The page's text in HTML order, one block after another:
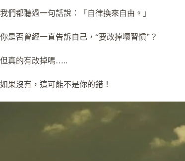
我們都聽過一句話說：「自律換來自由。」
你是否曾經一直告訴自己，“要改掉壞習慣”？
但真的有改掉嗎…..
如果沒有，這可能不是你的錯！